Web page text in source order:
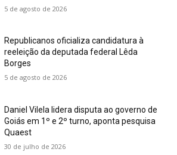
5 de agosto de 2026
Republicanos oficializa candidatura à
reeleição da deputada federal Lêda
Borges
5 de agosto de 2026
Daniel Vilela lidera disputa ao governo de
Goiás em 1º e 2º turno, aponta pesquisa
Quaest
30 de julho de 2026